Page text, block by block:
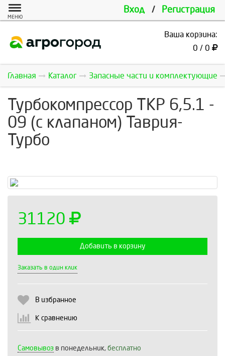
Вход / Регистрация
МЕНЮ
Ваша корзина:
0 / 0
Главная Каталог Запасные части и комплектующие
Турбокомпрессор ТКР 6,5.1 -
09 (с клапаном) Таврия-
Турбо
31120
Добавить в корзину
Заказать в один клик
В избранное
К сравнению
Самовывоз в понедельник, бесплатно